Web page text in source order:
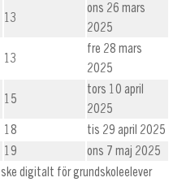
13
ons 26 mars
2025
13
fre 28 mars
2025
15
tors 10 april
2025
18
tis 29 april 2025
19
ons 7 maj 2025
digitalt för grundskoleelever